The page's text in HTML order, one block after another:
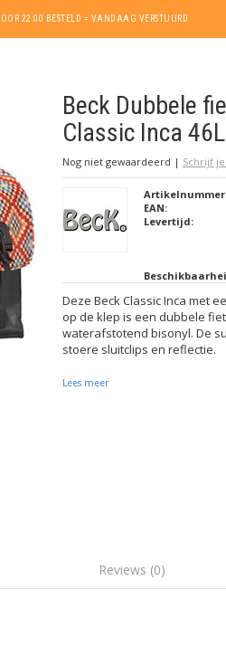
22:00 BESTELD = VANDAAG VERSTUURD
Beck Dubbele
Classic Inca 46L
Nog niet gewaardeerd | Schrijf
EAN:
Levertijd:
Deze Beck Classic Inca met
op de klep is een dubbele
waterafstotend bisonyl. De
stoere sluitclips en reflectie.
Lees meer
Reviews (0)